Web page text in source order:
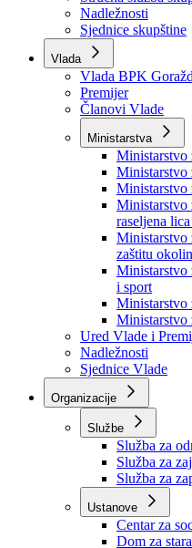
Kolegij skupštine
Skupštinski odbori
Stručna služba
Nadležnosti
Sjednice skupštine
Vlada
Vlada BPK Goražde
Premijer
Članovi Vlade
Ministarstva
Ministarstvo
Ministarstvo
Ministarstvo
Ministarstvo
raseljena
Ministarstvo
zaštitu
Ministarstvo
i sport
Ministarstvo
Ministarstvo
Ured Vlade i
Nadležnosti
Sjednice Vlade
Organizacije
Službe
Služba za
Služba za
Služba za